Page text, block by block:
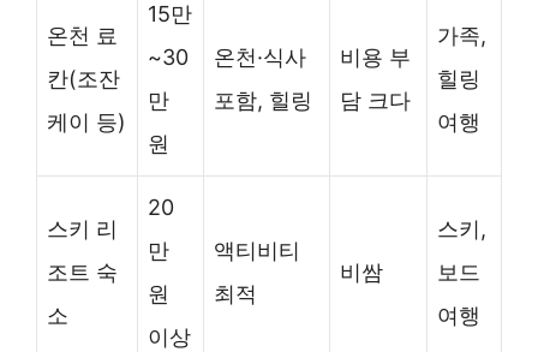
온천 료
칸(조잔
케이 등)
15만
~30
만
원
온천·식사
포함, 힐링
비용 부
담 크다
가족,
힐링
여행
스키 리
조트 숙
소
20
만
원
이상
액티비티
최적
비쌈
스키,
보드
여행